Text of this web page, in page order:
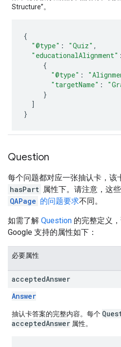
Structure”。
{
"@type" : "Quiz" ,
"educationalAlignment" :
{
"@type" :
"targetName" :
}
]
}
Question
每个问题都对应一张抽认卡，该
hasPart 属性下。请注意，这些
QAPage 的问题要求不同。
如需了解 Question 的完整定义，
Google 支持的属性如下：
必要属性
acceptedAnswer
Answer
抽认卡答案的完整内容。每个
acceptedAnswer 属性。